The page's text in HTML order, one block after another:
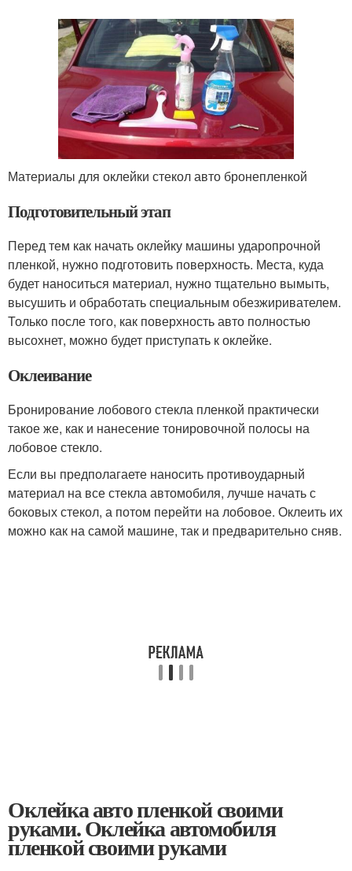
Материалы для оклейки стекол авто бронепленкой
Подготовительный этап
Перед тем как начать оклейку машины ударопрочной
пленкой, нужно подготовить поверхность. Места, куда
будет наноситься материал, нужно тщательно вымыть,
высушить и обработать специальным обезжиривателем.
Только после того, как поверхность авто полностью
высохнет, можно будет приступать к оклейке.
Оклеивание
Бронирование лобового стекла пленкой практически
такое же, как и нанесение тонировочной полосы на
лобовое стекло.
Если вы предполагаете наносить противоударный
материал на все стекла автомобиля, лучше начать с
боковых стекол, а потом перейти на лобовое. Оклеить их
можно как на самой машине, так и предварительно сняв.
Оклейка авто пленкой своими
руками. Оклейка автомобиля
пленкой своими руками